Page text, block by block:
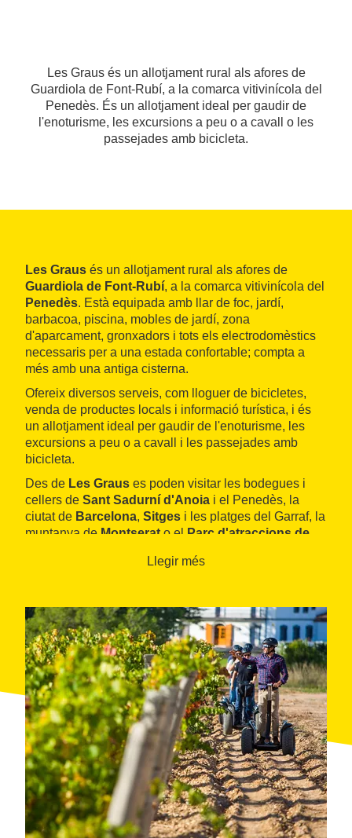
Les Graus és un allotjament rural als afores de
Guardiola de Font-Rubí, a la comarca vitivinícola del
Penedès. És un allotjament ideal per gaudir de
l'enoturisme, les excursions a peu o a cavall o les
passejades amb bicicleta.
Les Graus és un allotjament rural als afores de
Guardiola de Font-Rubí, a la comarca vitivinícola del
Penedès. Està equipada amb llar de foc, jardí,
barbacoa, piscina, mobles de jardí, zona
d'aparcament, gronxadors i tots els electrodomèstics
necessaris per a una estada confortable; compta a
més amb una antiga cisterna.
Ofereix diversos serveis, com lloguer de bicicletes,
venda de productes locals i informació turística, i és
un allotjament ideal per gaudir de l'enoturisme, les
excursions a peu o a cavall i les passejades amb
bicicleta.
Des de Les Graus es poden visitar les bodegues i
cellers de Sant Sadurní d'Anoia i el Penedès, la
ciutat de Barcelona, Sitges i les platges del Garraf, la
muntanya de Montserat o el Parc d'atraccions de
Llegir més